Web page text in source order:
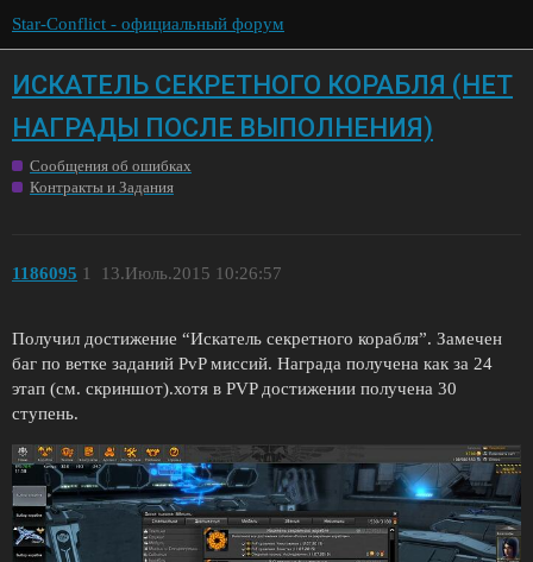
Star-Conflict - официальный форум
ИСКАТЕЛЬ СЕКРЕТНОГО КОРАБЛЯ (НЕТ
НАГРАДЫ ПОСЛЕ ВЫПОЛНЕНИЯ)
Сообщения об ошибках
Контракты и Задания
1186095 13.Июль.2015 10:26:57
1
Получил достижение “Искатель секретного корабля”. Замечен
баг по ветке заданий PvP миссий. Награда получена как за 24
этап (см. скриншот).хотя в PVP достижении получена 30
ступень.